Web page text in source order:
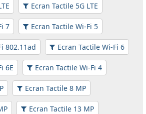
Ecran Tactile 5G LTE
7 Ecran Tactile Wi-Fi 5
802.11ad Ecran Tactile Wi-Fi 6
6E Ecran Tactile Wi-Fi 4
Ecran Tactile 8 MP
Ecran Tactile 13 MP